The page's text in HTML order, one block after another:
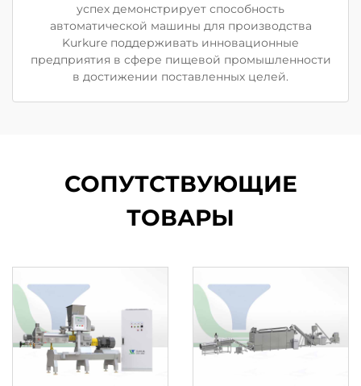
успех демонстрирует способность
автоматической машины для производства
Kurkure поддерживать инновационные
предприятия в сфере пищевой промышленности
в достижении поставленных целей.
СОПУТСТВУЮЩИЕ
ТОВАРЫ